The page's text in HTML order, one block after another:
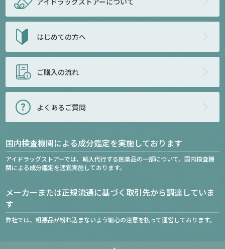
はじめての方へ
ご購入の流れ
よくあるご質問
国内検査機関による成分鑑定を実施しております
アイドラッグストアーでは、輸入代行する医薬品の一部について、国内検査機
関による成分鑑定を適宜実施しております。
メーカーまたは正規流通に基づく取引先から調達していま
す
弊社では、粗悪品が紛れ込まないよう細心の注意を払って運営しております。